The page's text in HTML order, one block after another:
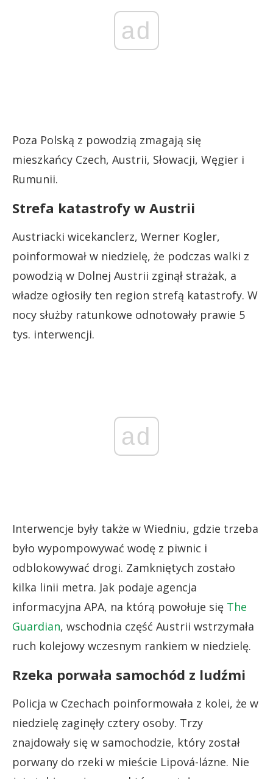
ad
Poza Polską z powodzią zmagają się
mieszkańcy Czech, Austrii, Słowacji, Węgier i
Rumunii.
Strefa katastrofy w Austrii
Austriacki wicekanclerz, Werner Kogler,
poinformował w niedzielę, że podczas walki z
powodzią w Dolnej Austrii zginął strażak, a
władze ogłosiły ten region strefą katastrofy. W
nocy służby ratunkowe odnotowały prawie 5
tys. interwencji.
ad
Interwencje były także w Wiedniu, gdzie trzeba
było wypompowywać wodę z piwnic i
odblokowywać drogi. Zamkniętych zostało
kilka linii metra. Jak podaje agencja
informacyjna APA, na którą powołuje się The
Guardian, wschodnia część Austrii wstrzymała
ruch kolejowy wczesnym rankiem w niedzielę.
Rzeka porwała samochód z ludźmi
Policja w Czechach poinformowała z kolei, że w
niedzielę zaginęły cztery osoby. Trzy
znajdowały się w samochodzie, który został
porwany do rzeki w mieście Lipová-lázne. Nie